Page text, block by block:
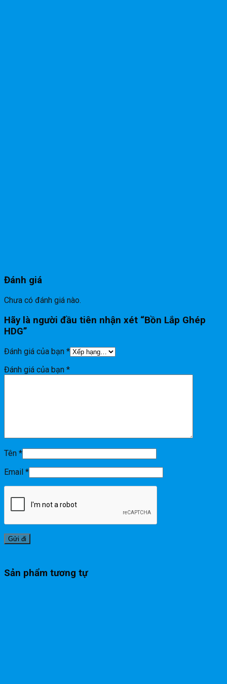
Đánh giá
Chưa có đánh giá nào.
Hãy là người đầu tiên nhận xét “Bồn Lắp Ghép
HDG”
Đánh giá của bạn *
Đánh giá của bạn *
Tên *
Email *
Sản phẩm tương tự